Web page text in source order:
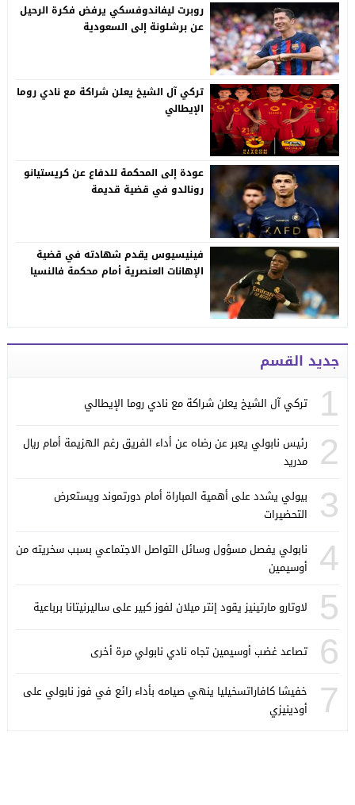
روبرت ليفاندوفسكي يرفض فكرة الرحيل
عن برشلونة إلى السعودية
تركي آل الشيخ يعلن شراكة مع نادي روما
الإيطالي
عودة إلى المحكمة للدفاع عن كريستيانو
رونالدو في قضية قديمة
فينيسيوس يقدم شهادته في قضية
الإهانات العنصرية أمام محكمة فالنسيا
جديد القسم
1 تركي آل الشيخ يعلن شراكة مع نادي روما الإيطالي
2
رئيس نابولي يعبر عن رضاه عن أداء الفريق رغم الهزيمة أمام ريال
مدريد
3
بيولي يشدد على أهمية المباراة أمام دورتموند ويستعرض
التحضيرات
4
نابولي يفصل مسؤول وسائل التواصل الاجتماعي بسبب سخريته من
أوسيمين
5 لاوتارو مارتينيز يقود إنتر ميلان لفوز كبير على ساليرنيتانا برباعية
6 تصاعد غضب أوسيمين تجاه نادي نابولي مرة أخرى
7
خفيشا كافاراتسخيليا ينهي صيامه بأداء رائع في فوز نابولي على
أودينيزي